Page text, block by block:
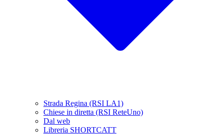
Strada Regina (RSI LA1)
Chiese in diretta (RSI ReteUno)
Dal web
Libreria SHORTCATT